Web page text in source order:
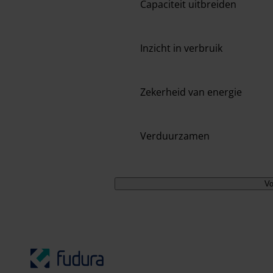
Capaciteit uitbreiden
Inzicht in verbruik
Zekerheid van energie
Verduurzamen